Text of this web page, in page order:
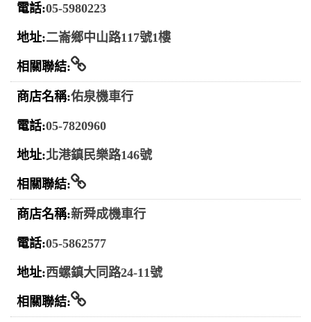
05-5980223
二崙鄉中山路117號1樓
相關連結
佑泉機車行
05-7820960
北港鎮民樂路146號
相關連結
新舜成機車行
05-5862577
西螺鎮大同路24-11號